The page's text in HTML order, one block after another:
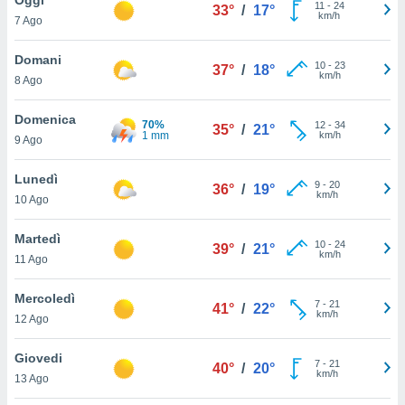
è
al sito
di
ci
di
il
un
la
nella
7 Ago
33° / 17° 11 - 24
km/h
Domani
8 Ago
37° / 18° 10- 23
km/h
Domenica
9 Ago
70%
1 mm
35° / 21° 12- 34
km/h
Lunedì
10 Ago
36° / 19° 9- 20
km/h
Martedì
11 Ago
39° / 21° 10- 24
km/h
Mercoledì
12 Ago
41° / 22° 7- 21
km/h
Giovedi
13 Ago
40° / 20° 7- 21
km/h